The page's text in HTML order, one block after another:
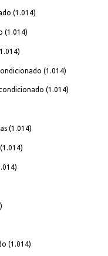
(1.014)
(1.014)
(1.014)
(1.014)
(1.014)
(1.014)
(1.014)